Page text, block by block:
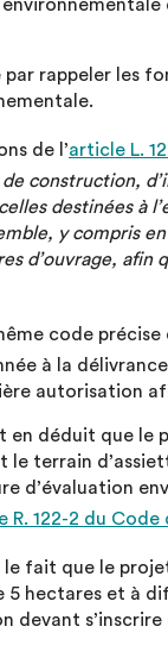
rappeler les
de l’article L.
construction,
destinées à
y compris
d’ouvrage, afin
code précise
à la
autorisation
en déduit que
terrain
d’évaluation
R. 122-2 du Code
le fait que le
5 hectares et à
s’inscrire